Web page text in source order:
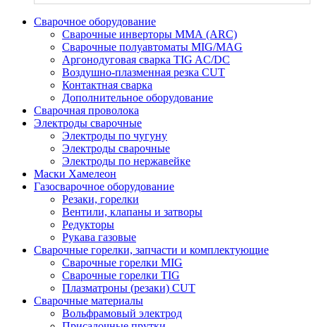
Сварочное оборудование
Сварочные инверторы ММА (ARC)
Сварочные полуавтоматы MIG/MAG
Аргонодуговая сварка TIG AC/DC
Воздушно-плазменная резка CUT
Контактная сварка
Дополнительное оборудование
Сварочная проволока
Электроды сварочные
Электроды по чугуну
Электроды сварочные
Электроды по нержавейке
Маски Хамелеон
Газосварочное оборудование
Резаки, горелки
Вентили, клапаны и затворы
Редукторы
Рукава газовые
Сварочные горелки, запчасти и комплектующие
Сварочные горелки MIG
Сварочные горелки TIG
Плазматроны (резаки) CUT
Сварочные материалы
Вольфрамовый электрод